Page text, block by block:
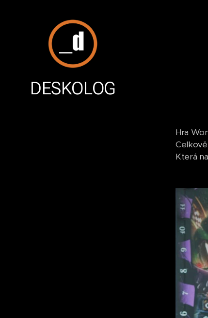
DESKOLOG
Hra
Která